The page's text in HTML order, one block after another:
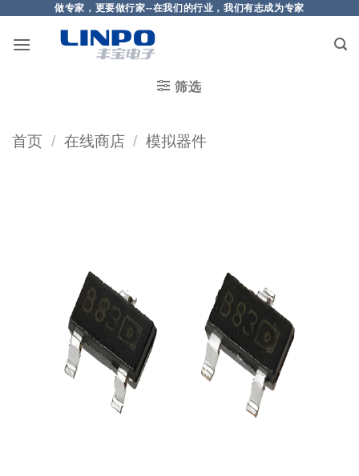
做专家，更要做行家--在我们的行业，我们有志成为专家
筛选
首页 / 在线商店 / 模拟器件